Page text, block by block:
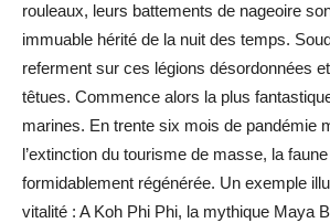
rouleaux, leurs battements de nageoire
immuable hérité de la nuit des temps.
referment sur ces légions désordonnées
têtues. Commence alors la plus
marines. En trente six mois de pandémie
l’extinction du tourisme de masse, la
formidablement régénérée. Un exemple
vitalité : A Koh Phi Phi, la mythique Maya